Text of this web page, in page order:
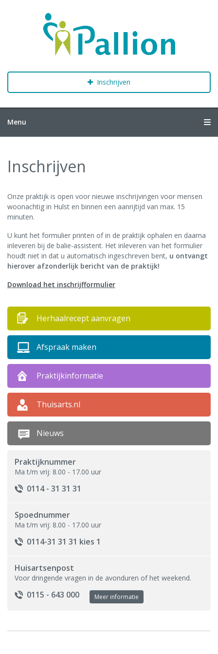
Inschrijven
Menu
Onze praktijk
Praktijkinformatie
Medewerkers
Akkoordverklaring contactpersoon
Ik geef toestemming
Complimenten en/of suggesties
Klachten
Privacyreglement
Vacatures
Medische informatie
Informatie over medicijnen
Chronische zorg
Samenwerking
Podotherapeut
Inschrijven
Onze praktijk is open voor nieuwe inschrijvingen voor mensen
woonachtig in Hulst en binnen een aanrijtijd van max. 15
minuten.
U kunt het formulier printen of in de praktijk ophalen en daarna
inleveren bij de balie-assistent. Het inleveren van het formulier
houdt niet in dat u automatisch ingeschreven bent, u ontvangt
hierover afzonderlijk bericht van de praktijk!
Download het inschrijfformulier
Herhaalrecept aanvragen
Afspraak maken
Praktijkinformatie
Thuisarts.nl
Nieuws
Praktijknummer
Ma t/m vrij: 8.00 - 17.00 uur
0114 - 31 31 31
Spoednummer
Ma t/m vrij: 8.00 - 17.00 uur
0114-31 31 31 kies 1
Huisartsenpost
Voor dringende vragen in de avonduren of het weekend.
0115 - 643 000 Meer informatie